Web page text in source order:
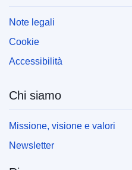
Note legali
Cookie
Accessibilità
Chi siamo
Missione, visione e valori
Newsletter